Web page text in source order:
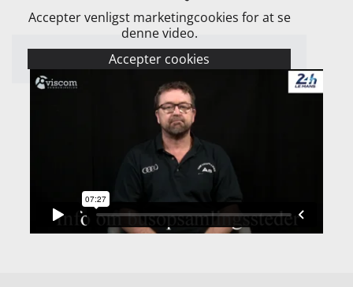
Accepter venligst marketingcookies for at se
denne video.
Accepter cookies